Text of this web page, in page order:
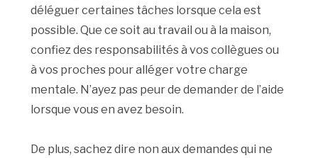
déléguer certaines tâches lorsque cela est
possible. Que ce soit au travail ou à la maison,
confiez des responsabilités à vos collègues ou
à vos proches pour alléger votre charge
mentale. N’ayez pas peur de demander de l’aide
lorsque vous en avez besoin.
De plus, sachez dire non aux demandes qui ne